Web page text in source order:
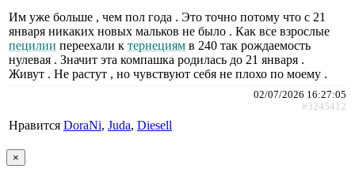
Им уже больше , чем пол года . Это точно потому что с 21
января никаких новых мальков не было . Как все взрослые
пецилии переехали к тернециям в 240 так рождаемость
нулевая . Значит эта компашка родилась до 21 января .
Живут . Не растут , но чувствуют себя не плохо по моему .
02/07/2026 16:27:05
#3245412
Нравится DoraNi, Juda, Diesell
×